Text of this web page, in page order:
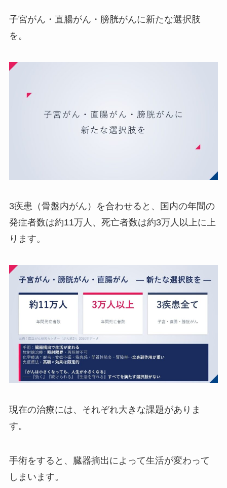
子宮がん・直腸がん・膀胱がんに新たな選択肢
を。
3疾患（骨盤内がん）を合わせると、国内の年間の
発症者数は約11万人、死亡者数は約3万人以上に上
ります。
現在の治療には、それぞれ大きな課題がありま
す。
手術をすると、臓器摘出によって生活が変わって
しまいます。